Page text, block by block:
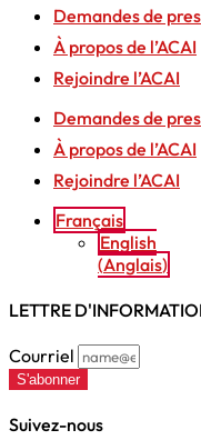
Demandes de
À propos de l’ACAI
Rejoindre l’ACAI
Demandes de
À propos de l’ACAI
Rejoindre l’ACAI
Français
English
(Anglais)
LETTRE
Courriel
S'abonner
Suivez-nous